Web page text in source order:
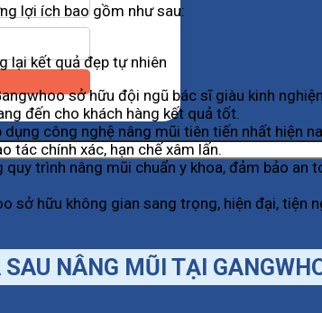
lợi ích bao gồm như sau:
lại kết quả đẹp tự nhiên
sở hữu đội ngũ bác sĩ giàu kinh
đến cho khách hàng kết quả tốt.
dụng công nghệ nâng mũi tiên tiến nhất hiện
tác chính xác, hạn chế xâm lấn.
quy trình nâng mũi chuẩn y khoa, đảm bảo
sở hữu không gian sang trọng, hiện đại, tiện
NÂNG MŨI TẠI